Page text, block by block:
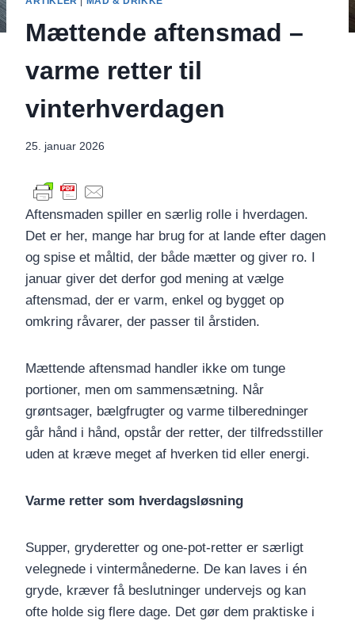
Mættende aftensmad –
varme retter til
vinterhverdagen
25. januar 2026
Aftensmaden spiller en særlig rolle i hverdagen.
Det er her, mange har brug for at lande efter dagen
og spise et måltid, der både mætter og giver ro. I
januar giver det derfor god mening at vælge
aftensmad, der er varm, enkel og bygget op
omkring råvarer, der passer til årstiden.
Mættende aftensmad handler ikke om tunge
portioner, men om sammensætning. Når
grøntsager, bælgfrugter og varme tilberedninger
går hånd i hånd, opstår der retter, der tilfredsstiller
uden at kræve meget af hverken tid eller energi.
Varme retter som hverdagsløsning
Supper, gryderetter og one-pot-retter er særligt
velegnede i vintermånederne. De kan laves i én
gryde, kræver få beslutninger undervejs og kan
ofte holde sig flere dage. Det gør dem praktiske i